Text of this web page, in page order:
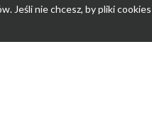
Jeśli nie chcesz, by pliki